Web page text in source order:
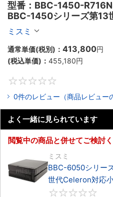
型番：BBC-1450-
BBC-1450シリーズ第13
Celeron対応小型フロア
ミスミ
通常単価(税別)： 413,800円
(税込単価)： 455,180円
0件のレビュー（商品レビュー
よく一緒に見られています
閲覧中の商品と併せてご検討
ミスミ
BBC-6050シリー
世代Celeron対応
3PCIe